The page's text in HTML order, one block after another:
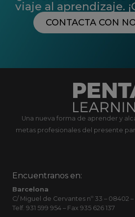
viaje al aprendizaje.
CONTACTA CON
Una nueva forma de aprender y
metas profesionales del presente
Encuentranos en:
Barcelona
C/ Miguel de Cervantes nº 33 – 08402
Telf. 931 599 954 – Fax 935 626 137